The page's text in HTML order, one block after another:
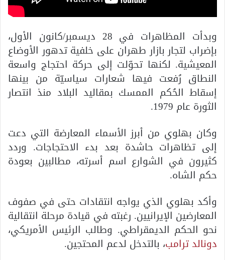
وبدأت المظاهرات في 28 ديسمبر/كانون الأول،
بإضراب لتجار بازار طهران على خلفية تدهور الأوضاع
المعيشية. لكنها تحوّلت إلى حركة احتجاج واسعة
النطاق رُفعت فيها شعارات سياسيّة من بينها
إسقاط الحُكم الممسك بمقاليد البلاد منذ انتصار
الثورة عام 1979.
وكان بهلوي من أبرز الأسماء المعارضة التي دعت
إلى تظاهرات حاشدة بعد بدء الاحتجاجات. وردد
كثيرون في الشوارع اسم أسرته، مطالبين بعودة
حكم الشاه.
وأكد بهلوي الذي يواجه انتقادات حتى في صفوف
المعارضين الإيرانيين. رغبته في قيادة مرحلة انتقالية
نحو الحكم الديمقراطي. وطالب الرئيس الأمريكي،
دونالد ترامب، بالتدخل لدعم المحتجين.